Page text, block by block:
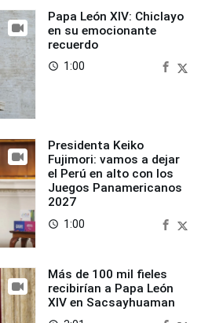
Papa León XIV: Chiclayo
en su emocionante
recuerdo
access_time 1:00
Presidenta Keiko
Fujimori: vamos a dejar
el Perú en alto con los
Juegos Panamericanos
2027
access_time 1:00
Más de 100 mil fieles
recibirían a Papa León
XIV en Sacsayhuaman